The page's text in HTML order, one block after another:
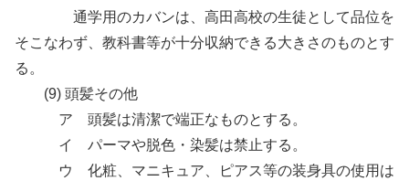
通学用のカバンは、高田高校の生徒として品位を
そこなわず、教科書等が十分収納できる大きさのものとす
る。
(9) 頭髪その他
ア 頭髪は清潔で端正なものとする。
イ パーマや脱色・染髪は禁止する。
ウ 化粧、マニキュア、ピアス等の装身具の使用は